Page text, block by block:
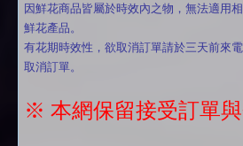
因鮮花商品皆屬於時效內之物，無法適用
鮮花產品。
有花期時效性，欲取消訂單請於三天前來
取消訂單。
※ 本網保留接受訂單與